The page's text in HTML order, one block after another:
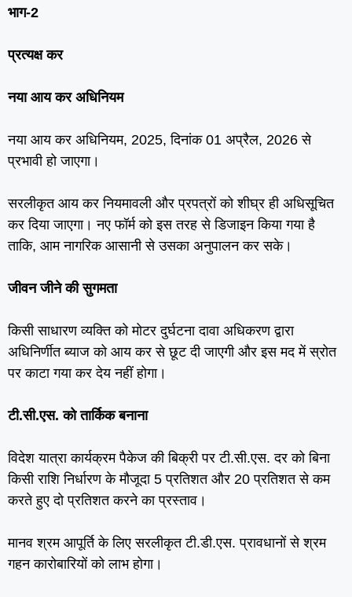
भाग-2
प्रत्‍यक्ष कर
नया आय कर अधिनियम
नया आय कर अधिनियम, 2025, दिनांक 01 अप्रैल, 2026 से
प्रभावी हो जाएगा।
सरलीकृत आय कर नियमावली और प्रपत्रों को शीघ्र ही अधिसूचित
कर दिया जाएगा। नए फॉर्म को इस तरह से डिजाइन किया गया है
ताकि, आम नागरिक आसानी से उसका अनुपालन कर सके।
जीवन जीने की सुगमता
किसी साधारण व्‍यक्ति को मोटर दुर्घटना दावा अधिकरण द्वारा
अधिनिर्णीत ब्‍याज को आय कर से छूट दी जाएगी और इस मद में स्रोत
पर काटा गया कर देय नहीं होगा।
टी.सी.एस. को तार्किक बनाना
विदेश यात्रा कार्यक्रम पैकेज की बिक्री पर टी.सी.एस. दर को बिना
किसी राशि निर्धारण के मौजूदा 5 प्रतिशत और 20 प्रतिशत से कम
करते हुए दो प्रतिशत करने का प्रस्‍ताव।
मानव श्रम आपूर्ति के लिए सरलीकृत टी.डी.एस. प्रावधानों से श्रम
गहन कारोबारियों को लाभ होगा।